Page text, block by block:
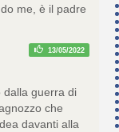
me, è il padre
13/05/2022
dalla guerra di
che
davanti alla